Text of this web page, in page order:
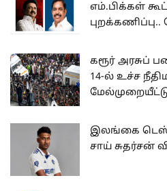
எம்.பிக்கள்
புறக்கணிப்பு..
கரூர் அரசுப்
14-ல் உச்ச
இலங்கை
சாய் சுதர்சன்